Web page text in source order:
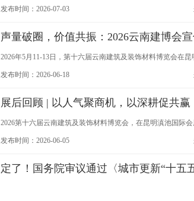
发布时间：2026-07-03
声量破圈，价值共振：2026云南建博会
2026年5月11-13日，第十六届云南建筑及装饰材料博览会在
展"为主题，展览规模5万平方米，汇聚1000余家品牌及85656
发布时间：2026-06-18
展后回顾 | 以人气聚商机，以深耕促共赢
2026第十六届云南建筑及装饰材料博览会，在昆明滇池国际
本次展会吸引了大批行业从业者到场参与，以稳定的专业人
发布时间：2026-06-05
定了！国务院审议通过〈城市更新“十五